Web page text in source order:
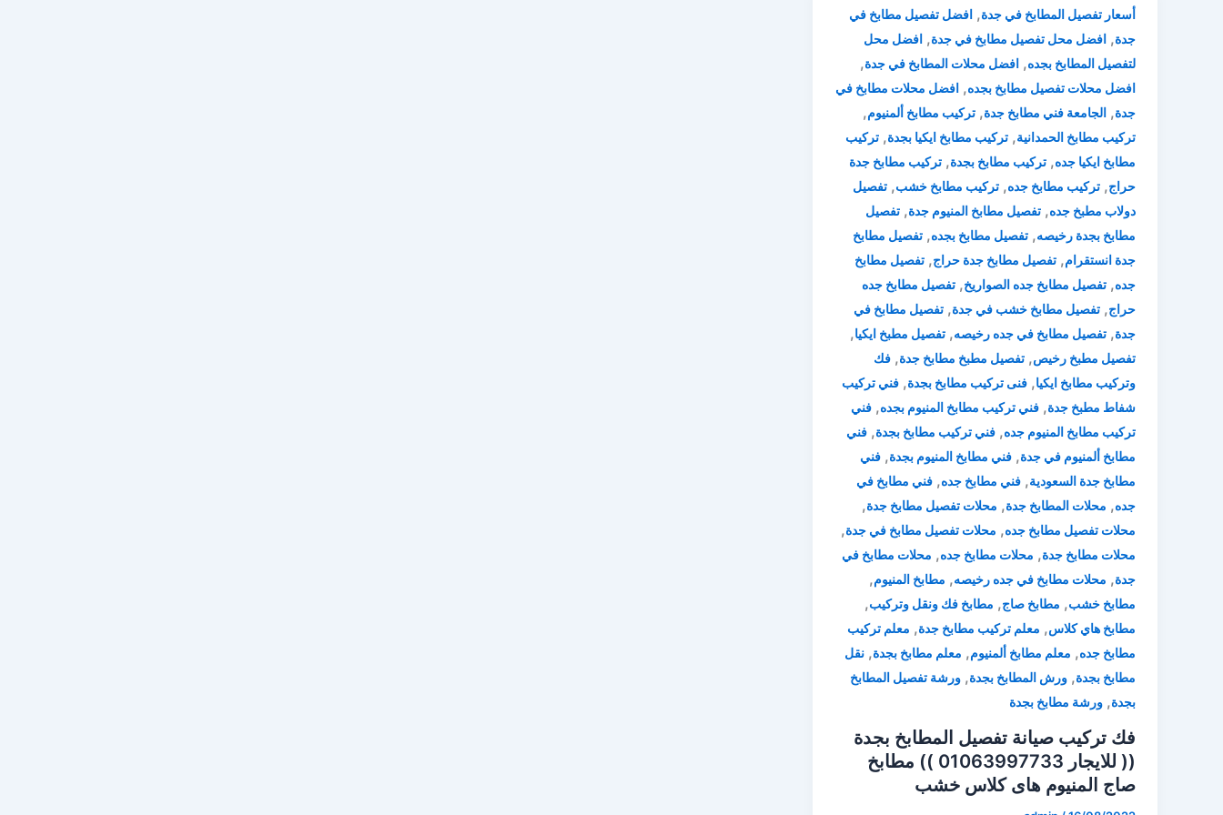
أسعار تفصيل المطابخ في جدة, افضل تفصيل مطابخ في
جدة, افضل محل تفصيل مطابخ في جدة, افضل محل
لتفصيل المطابخ بجده, افضل محلات المطابخ في جدة,
افضل محلات تفصيل مطابخ بجده, افضل محلات مطابخ في
جدة, الجامعة فني مطابخ جدة, تركيب مطابخ ألمنيوم,
تركيب مطابخ الحمدانية, تركيب مطابخ ايكيا بجدة, تركيب
مطابخ ايكيا جده, تركيب مطابخ بجدة, تركيب مطابخ جدة
حراج, تركيب مطابخ جده, تركيب مطابخ خشب, تفصيل
دولاب مطبخ جده, تفصيل مطابخ المنيوم جدة, تفصيل
مطابخ بجدة رخيصه, تفصيل مطابخ بجده, تفصيل مطابخ
جدة انستقرام, تفصيل مطابخ جدة حراج, تفصيل مطابخ
جده, تفصيل مطابخ جده الصواريخ, تفصيل مطابخ جده
حراج, تفصيل مطابخ خشب في جدة, تفصيل مطابخ في
جدة, تفصيل مطابخ في جده رخيصه, تفصيل مطبخ ايكيا,
تفصيل مطبخ رخيص, تفصيل مطبخ مطابخ جدة, فك
وتركيب مطابخ ايكيا, فنى تركيب مطابخ بجدة, فني تركيب
شفاط مطبخ جدة, فني تركيب مطابخ المنيوم بجده, فني
تركيب مطابخ المنيوم جده, فني تركيب مطابخ بجدة, فني
مطابخ ألمنيوم في جدة, فني مطابخ المنيوم بجدة, فني
مطابخ جدة السعودية, فني مطابخ جده, فني مطابخ في
جده, محلات المطابخ جدة, محلات تفصيل مطابخ جدة,
محلات تفصيل مطابخ جده, محلات تفصيل مطابخ في جدة,
محلات مطابخ جدة, محلات مطابخ جده, محلات مطابخ في
جدة, محلات مطابخ في جده رخيصه, مطابخ المنيوم,
مطابخ خشب, مطابخ صاج, مطابخ فك ونقل وتركيب,
مطابخ هاي كلاس, معلم تركيب مطابخ جدة, معلم تركيب
مطابخ جده, معلم مطابخ ألمنيوم, معلم مطابخ بجدة, نقل
مطابخ بجدة, ورش المطابخ بجدة, ورشة تفصيل المطابخ
بجدة, ورشة مطابخ بجدة
فك تركيب صيانة تفصيل المطابخ بجدة
(( للايجار 01063997733 )) مطابخ
صاج المنيوم هاى كلاس خشب